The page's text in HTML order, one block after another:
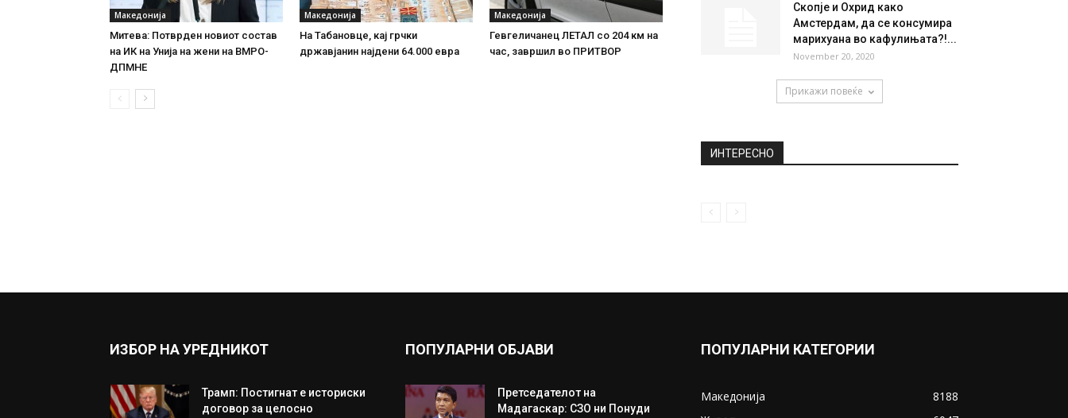
Македонија
Митева: Потврден новиот состав
на ИК на Унија на жени на ВМРО-
ДПМНЕ
Македонија
На Табановце, кај грчки
државјанин најдени 64.000 евра
Македонија
Гевгеличанец ЛЕТАЛ со 204 км на
час, завршил во ПРИТВОР
Скопје и Охрид како
Амстердам, да се консумира
марихуана во кафулињата?!...
November 20, 2020
Прикажи повеќе
ИНТЕРЕСНО
ИЗБОР НА УРЕДНИКОТ
Трамп: Постигнат е историски
договор за целосно
ПОПУЛАРНИ ОБЈАВИ
Претседателот на
Мадагаскар: СЗО ни Понуди
ПОПУЛАРНИ КАТЕГОРИИ
Македонија
8188